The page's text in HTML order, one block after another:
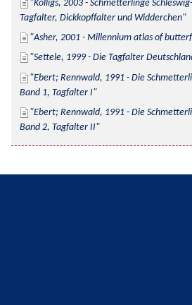
Kolligs, 2003 - Schmetterlinge
Tagfalter, Dickkopffalter und Widderchen
Asher, 2001 - Millennium atlas of
Settele, 1999 - Die Tagfalter
Ebert; Rennwald, 1991 - Die
Band 1, Tagfalter I
Ebert; Rennwald, 1991 - Die
Band 2, Tagfalter II